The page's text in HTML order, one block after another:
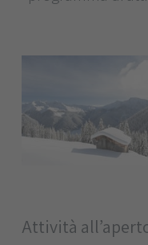
Attività